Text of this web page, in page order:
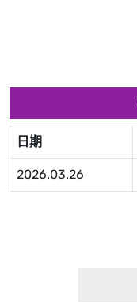
日期
2026.03.26